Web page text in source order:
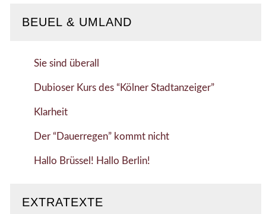
BEUEL & UMLAND
Sie sind überall
Dubioser Kurs des “Kölner Stadtanzeiger”
Klarheit
Der “Dauerregen” kommt nicht
Hallo Brüssel! Hallo Berlin!
EXTRATEXTE